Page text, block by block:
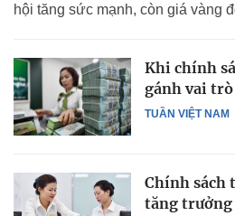
hội tăng sức mạnh, còn giá vàng
TUẦN VIỆT NAM
Khi chính
gánh vai trò
Chính sách
tăng trưởng